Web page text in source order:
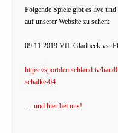
Folgende Spiele gibt es live
auf unserer Website zu sehen:
09.11.2019 VfL Gladbeck vs.
https://sportdeutschland.tv/
schalke-04
… und hier bei uns!